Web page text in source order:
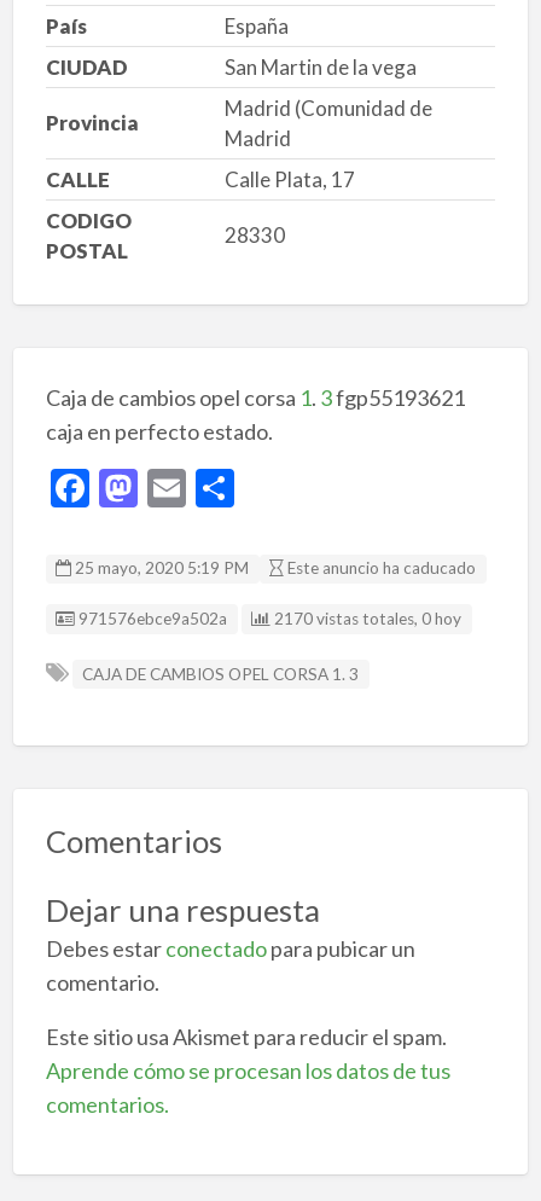
País
España
CIUDAD
San Martin de la vega
Provincia
Madrid (Comunidad de
Madrid
CALLE
Calle Plata, 17
CODIGO
POSTAL
28330
Caja de cambios opel corsa 1. 3fgp55193621
caja en perfecto estado.
F
e
b
o
M
to
d
n
E
ai
l
C
m
p
ti
25 mayo, 2020 5:19 PM Este anuncio ha caducado
Listing ID
971576ebce9a502a 2170 vistas totales, 0 hoy
CAJA DE CAMBIOS OPEL CORSA 1. 3
Comentarios
Dejar una respuesta
Debes estarconectadopara pubicar un
comentario.
Este sitio usa Akismet para reducir el spam.
Aprende cómo se procesan los datos de tus
comentarios.